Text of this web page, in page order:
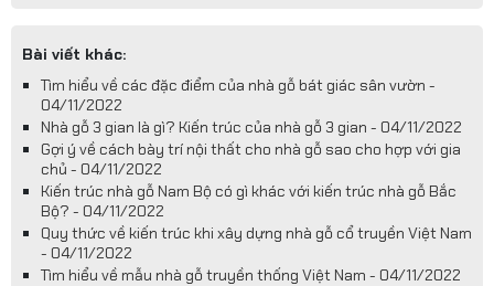
Bài viết khác:
Tìm hiểu về các đặc điểm của nhà gỗ bát giác sân vườn -
04/11/2022
Nhà gỗ 3 gian là gì? Kiến trúc của nhà gỗ 3 gian - 04/11/2022
Gợi ý về cách bày trí nội thất cho nhà gỗ sao cho hợp với gia
chủ - 04/11/2022
Kiến trúc nhà gỗ Nam Bộ có gì khác với kiến trúc nhà gỗ Bắc
Bộ? - 04/11/2022
Quy thức về kiến trúc khi xây dựng nhà gỗ cổ truyền Việt Nam
- 04/11/2022
Tìm hiểu về mẫu nhà gỗ truyền thống Việt Nam - 04/11/2022